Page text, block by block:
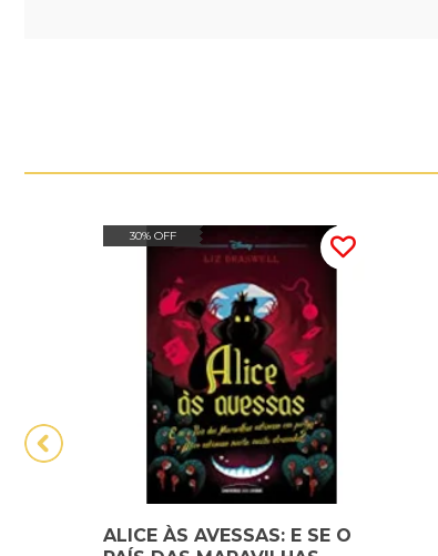
30% OFF
ALICE ÀS AVESSAS: E SE O